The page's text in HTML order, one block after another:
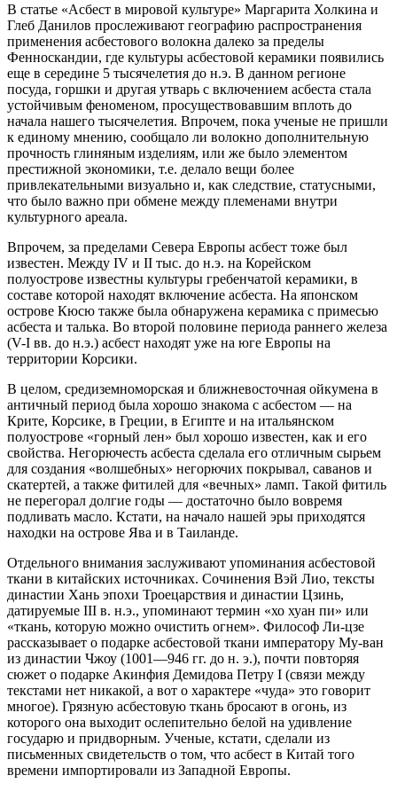
В статье «Асбест в мировой культуре» Маргарита Холкина и
Глеб Данилов прослеживают географию распространения
применения асбестового волокна далеко за пределы
Фенноскандии, где культуры асбестовой керамики появились
еще в середине 5 тысячелетия до н.э. В данном регионе
посуда, горшки и другая утварь с включением асбеста стала
устойчивым феноменом, просуществовавшим вплоть до
начала нашего тысячелетия. Впрочем, пока ученые не пришли
к единому мнению, сообщало ли волокно дополнительную
прочность глиняным изделиям, или же было элементом
престижной экономики, т.е. делало вещи более
привлекательными визуально и, как следствие, статусными,
что было важно при обмене между племенами внутри
культурного ареала.
Впрочем, за пределами Севера Европы асбест тоже был
известен. Между IV и II тыс. до н.э. на Корейском
полуострове известны культуры гребенчатой керамики, в
составе которой находят включение асбеста. На японском
острове Кюсю также была обнаружена керамика с примесью
асбеста и талька. Во второй половине периода раннего железа
(V-I вв. до н.э.) асбест находят уже на юге Европы на
территории Корсики.
В целом, средиземноморская и ближневосточная ойкумена в
античный период была хорошо знакома с асбестом — на
Крите, Корсике, в Греции, в Египте и на итальянском
полуострове «горный лен» был хорошо известен, как и его
свойства. Негорючесть асбеста сделала его отличным сырьем
для создания «волшебных» негорючих покрывал, саванов и
скатертей, а также фитилей для «вечных» ламп. Такой фитиль
не перегорал долгие годы — достаточно было вовремя
подливать масло. Кстати, на начало нашей эры приходятся
находки на острове Ява и в Таиланде.
Отдельного внимания заслуживают упоминания асбестовой
ткани в китайских источниках. Сочинения Вэй Лио, тексты
династии Хань эпохи Троецарствия и династии Цзинь,
датируемые III в. н.э., упоминают термин «хо хуан пи» или
«ткань, которую можно очистить огнем». Философ Ли-цзе
рассказывает о подарке асбестовой ткани императору Му-ван
из династии Чжоу (1001—946 гг. до н. э.), почти повторяя
сюжет о подарке Акинфия Демидова Петру I (связи между
текстами нет никакой, а вот о характере «чуда» это говорит
многое). Грязную асбестовую ткань бросают в огонь, из
которого она выходит ослепительно белой на удивление
государю и придворным. Ученые, кстати, сделали из
письменных свидетельств о том, что асбест в Китай того
времени импортировали из Западной Европы.